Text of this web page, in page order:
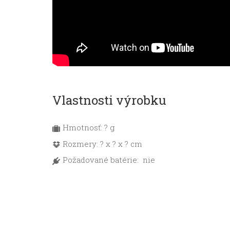
Vlastnosti výrobku
Hmotnosť: ? g
Rozmery: ? x ? x ? cm
Požadované batérie: nie